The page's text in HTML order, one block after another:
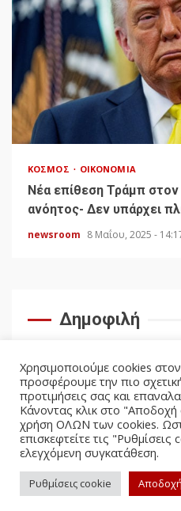
ΚΌΣΜΟΣ ΟΙΚΟΝΟΜΊΑ
Νέα επίθεση Τράμπ στον
ανόητος- Δεν υπάρχει
newsroom 8 Μαΐου, 2025 -
Δημοφιλή
Politicus.gr Copyright
Χρησιμοποιούμε cookies
προσφέρουμε την πιο
προτιμήσεις σας και
Κάνοντας κλικ στο "Αποδοχή
χρήση ΟΛΩΝ των cookies.
επισκεφτείτε τις
ελεγχόμενη συγκατάθεση.
Ρυθμίσεις cookie